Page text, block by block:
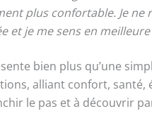
plus confortable. Je
et je me sens en
bien plus qu’une
alliant confort, santé,
le pas et à découvrir